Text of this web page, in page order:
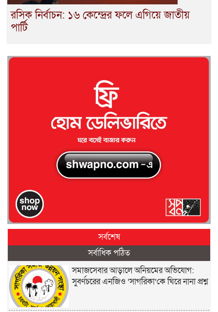
রসিক নির্বাচন: ১৬ কেন্দ্রের ফলে এগিয়ে জাতীয়
পার্টি
সর্বশেষ
সর্বাধিক পঠিত
সমাজসেবার আড়ালে অনিয়মের অভিযোগ:
সুবর্ণচরের এনজিও ‘সাগরিকা’কে ঘিরে নানা প্রশ্ন